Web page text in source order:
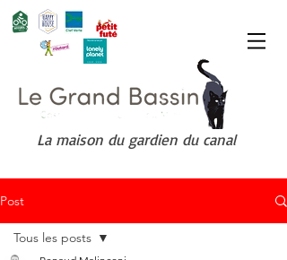
La maison du gardien du canal
Post
Tous les posts